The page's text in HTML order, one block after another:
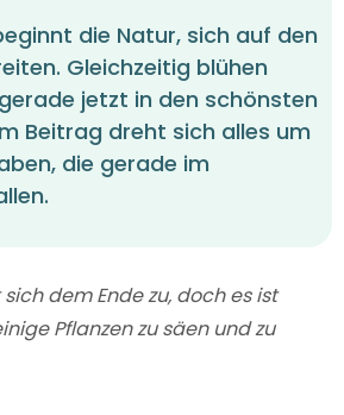
die Natur, sich auf den
Gleichzeitig blühen
jetzt in den schönsten
Beitrag dreht sich alles um
die gerade im
dem Ende zu, doch es ist
Pflanzen zu säen und zu